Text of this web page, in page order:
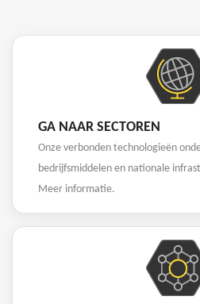
GA NAAR SECTOREN
Onze verbonden technologieën
bedrijfsmiddelen en nationale
Meer informatie.